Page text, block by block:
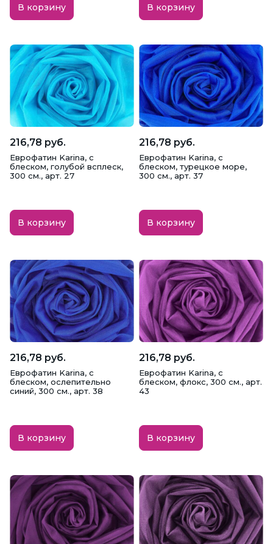
В корзину В корзину
216,78 руб.
Еврофатин Karina, с
блеском, голубой всплеск,
300 см., арт. 27
В корзину
216,78 руб.
Еврофатин Karina, с
блеском, турецкое море,
300 см., арт. 37
В корзину
216,78 руб.
Еврофатин Karina, с
блеском, ослепительно
синий, 300 см., арт. 38
В корзину
216,78 руб.
Еврофатин Karina, с
блеском, флокс, 300 см., арт.
43
В корзину